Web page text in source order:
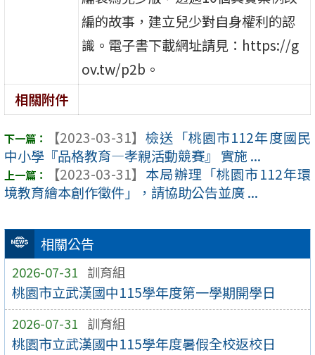
相關公告
2026-07-31 訓育組
桃園市立武漢國中115學年度第一學期開學日
2026-07-31 訓育組
桃園市立武漢國中115學年度暑假全校返校日
編的故事，建立兒少對自身權利的認
識。電子書下載網址請見：https://g
ov.tw/p2b。
相關附件
【2023-03-31】 檢送「桃園市112年度國民
中小學『品格教育—孝親活動競賽』 實施 ...
【2023-03-31】 本局辦理「桃園市112年環
境教育繪本創作徵件」，請協助公告並廣 ...